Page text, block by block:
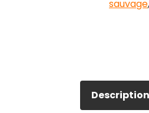
sauvage,
Description